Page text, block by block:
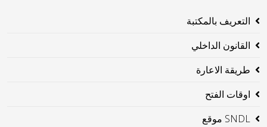
التعريف بالمكتبة
القانون الداخلي
طريقة الاعارة
اوقات الفتح
SNDL موقع